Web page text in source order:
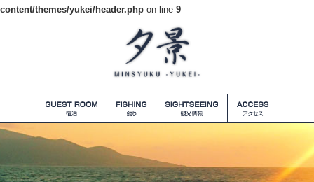
content/themes/yukei/header.php on line 9